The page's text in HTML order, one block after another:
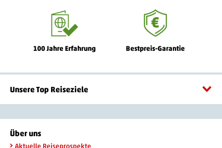
100 Jahre Erfahrung Bestpreis-Garantie
Unsere Top Reiseziele
Über uns
Aktuelle Reiseprospekte